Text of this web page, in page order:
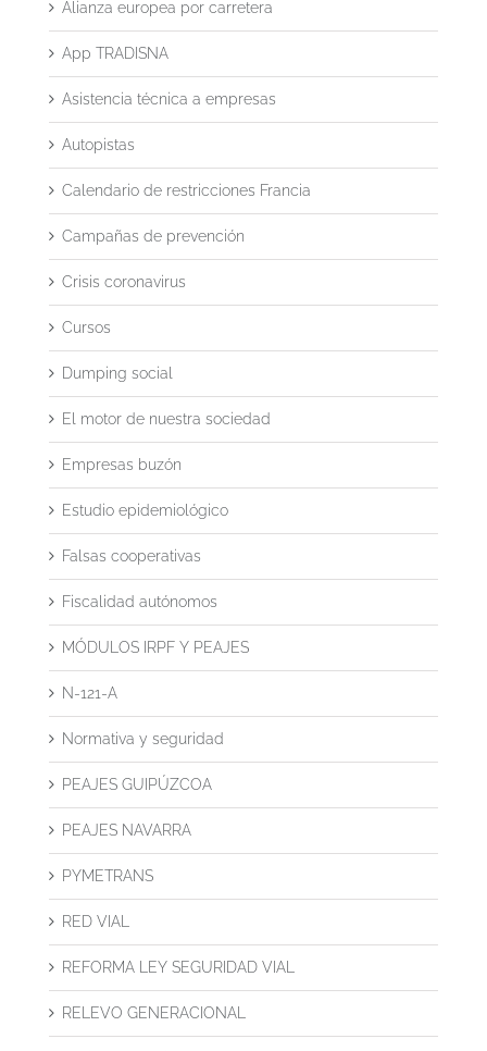
Alianza europea por carretera
App TRADISNA
Asistencia técnica a empresas
Autopistas
Calendario de restricciones Francia
Campañas de prevención
Crisis coronavirus
Cursos
Dumping social
El motor de nuestra sociedad
Empresas buzón
Estudio epidemiológico
Falsas cooperativas
Fiscalidad autónomos
MÓDULOS IRPF Y PEAJES
N-121-A
Normativa y seguridad
PEAJES GUIPÚZCOA
PEAJES NAVARRA
PYMETRANS
RED VIAL
REFORMA LEY SEGURIDAD VIAL
RELEVO GENERACIONAL